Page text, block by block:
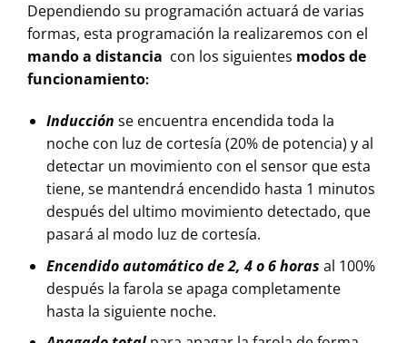
Dependiendo su programación actuará de varias
formas, esta programación la realizaremos con el
mando a distancia con los siguientes modos de
funcionamiento:
Inducción se encuentra encendida toda la
noche con luz de cortesía (20% de potencia) y al
detectar un movimiento con el sensor que esta
tiene, se mantendrá encendido hasta 1 minutos
después del ultimo movimiento detectado, que
pasará al modo luz de cortesía.
Encendido automático de 2, 4 o 6 horas al 100%
después la farola se apaga completamente
hasta la siguiente noche.